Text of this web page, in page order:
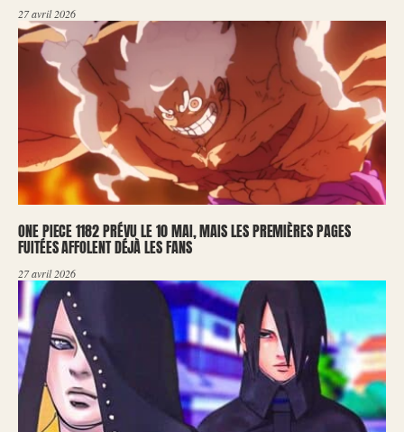
27 avril 2026
ONE PIECE 1182 PRÉVU LE 10 MAI, MAIS LES PREMIÈRES PAGES
FUITÉES AFFOLENT DÉJÀ LES FANS
27 avril 2026